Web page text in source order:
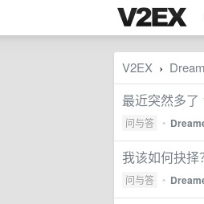
V2EX ›
最近突然多了
问与答 •
我该如何抉择
问与答 •